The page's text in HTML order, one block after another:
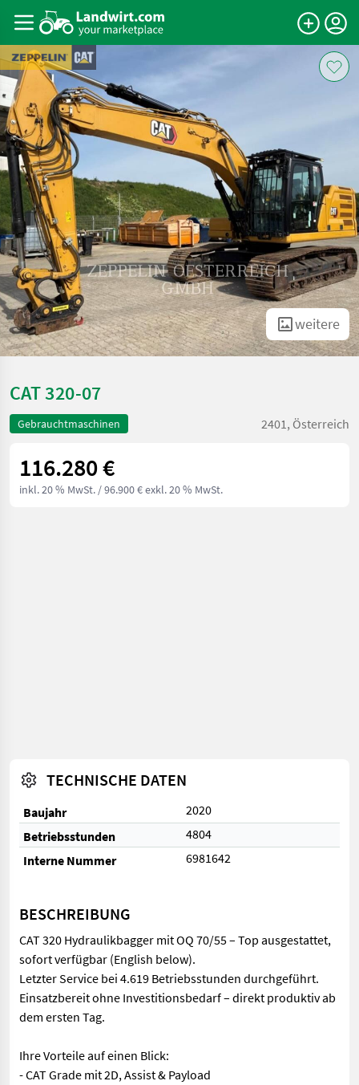
weitere
CAT 320-07
Gebrauchtmaschinen 2401, Österreich
116.280 €
inkl. 20 % MwSt. / 96.900 € exkl. 20 % MwSt.
TECHNISCHE DATEN
Baujahr
2020
Betriebsstunden
4804
Interne Nummer
6981642
BESCHREIBUNG
CAT 320 Hydraulikbagger mit OQ 70/55 – Top ausgestattet,
sofort verfügbar (English below).
Letzter Service bei 4.619 Betriebsstunden durchgeführt.
Einsatzbereit ohne Investitionsbedarf – direkt produktiv ab
dem ersten Tag.
Ihre Vorteile auf einen Blick:
- CAT Grade mit 2D, Assist & Payload